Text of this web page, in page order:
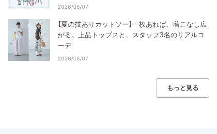
2026/08/07
【夏の技ありカットソー】一枚あれば、着こなし広
がる。上品トップスと、スタッフ3名のリアルコ
ーデ
2026/08/07
もっと見る